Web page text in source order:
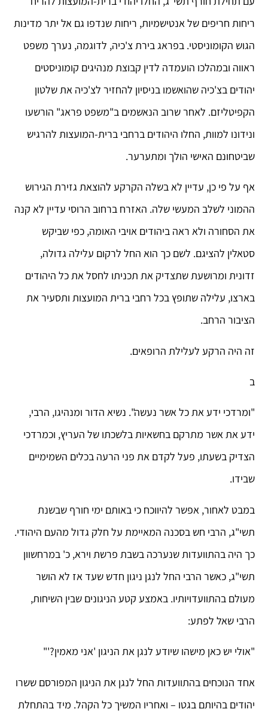
ריחות חריפים של אנטישמיות, ריחות שנדפו גם אל יתר מדינות
הגוש הקומוניסטי. בפראג בירת צ'כיה, לדוגמה, נערך משפט
ראווה ובמהלכו הועמדה לדין קבוצת מנהיגים קומוניסטים
יהודים בצ'כיה שהואשמו בניסיון להחזיר לצ'כיה את שלטון
הקפיטליזם. לאחר שרוב הנאשמים ב"משפט פראג" הורשעו
ונידונו למוות, החלו היהודים ברחבי ברית-המועצות להרגיש
שביטחונם האישי הולך ומתערער.
אף על פי כן, עדיין לא בשלה הקרקע להוצאת גזירת הגירוש
ההמוני לשלב המעשי שלה. האזרח ברחוב הרוסי עדיין לא קנה
את הסחורה ולא ראה ביהודים אויבי האומה, כפי שביקש
סטאלין להציגם. לשם כך הוא החל לרקום עלילה גדולה,
זדונית ומרושעת שתצדיק את תכניתו לחסל את כל היהודים
בארצו, עלילה שתופץ בכל רחבי ברית המועצות ותסעיר את
הציבור הרחב.
זה היה הרקע לעלילת הרופאים.
ב
"ומרדכי ידע את כל אשר נעשה". נשיא הדור ומנהיגו, הרבי,
ידע את אשר מתרקם בחשאיות בלשכתו של העריץ, וכמרדכי
הצדיק בשעתו, פעל לקדם את פני הרעה בכלים השמימיים
שבידו.
במבט לאחור, אפשר להיווכח כי באותם ימי חורף שבשנת
תשי"ג, הרבי חש בסכנה המאיימת על חלק גדול מהעם היהודי.
כך היה בהתוועדות שנערכה בשבת פרשת וירא, כ' במרחשוון
תשי"ג, כאשר הרבי החל לנגן ניגון חדש שעד אז לא הושר
מעולם בהתוועדויותיו. באמצע קטע הניגונים שבין השיחות,
הרבי שאל לפתע:
"אולי יש כאן מישהו שיודע לנגן את הניגון 'אני מאמין?'"
אחד הנוכחים בהתוועדות החל לנגן את הניגון המפורסם ששרו
יהודים בהיותם בגטו – ואחריו המשיך כל הקהל. מיד בהתחלת